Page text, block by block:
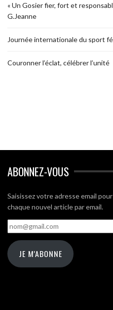
« Un Gosier fier, fort et
G.Jeanne
Journée internationale du sport
Couronner l’éclat, célébrer l’unité
ABONNEZ-VOUS
Saisissez votre adresse email
chaque nouvel article par email.
nom@gmail.com
JE M'ABONNE